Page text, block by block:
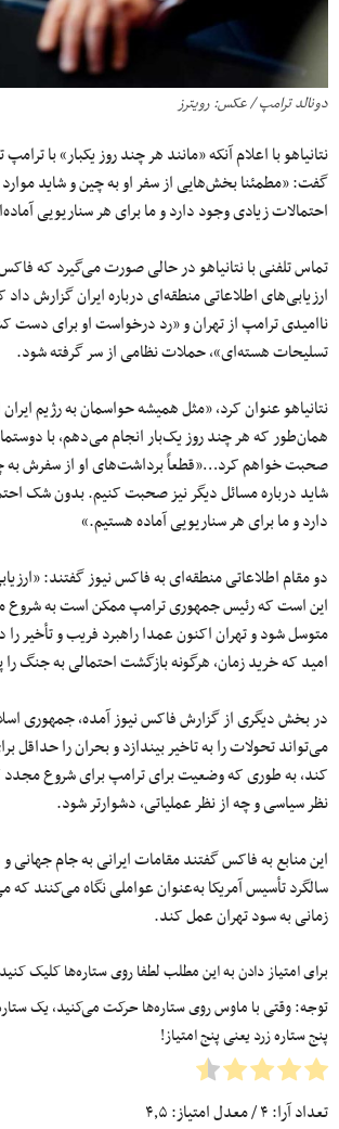
دونالد ترامپ / عکس: رویترز
نتانیاهو با اعلام آنکه «مانند هر چند روز یکبار» با
گفت: «مطمئنا بخش‌هایی از سفر او به چین و شاید
احتمالات زیادی وجود دارد و ما برای هر سناریویی
تماس تلفنی با نتانیاهو در حالی صورت می‌گیرد که فاکس
ارزیابی‌های اطلاعاتی منطقه‌ای درباره ایران گزارش
ناامیدی ترامپ از تهران و «رد درخواست او برای دست
تسلیحات هسته‌ای»، حملات نظامی از سر گرفته شود.
نتانیاهو عنوان کرد، «مثل همیشه حواسمان به رژیم
همان‌طور که هر چند روز یک‌بار انجام می‌دهم، با
صحبت خواهم کرد…«قطعاً برداشت‌های او از سفرش به
شاید درباره مسائل دیگر نیز صحبت کنیم. بدون شک
دارد و ما برای هر سناریویی آماده هستیم.»
دو مقام اطلاعاتی منطقه‌ای به فاکس نیوز گفتند:
این است که رئیس جمهوری ترامپ ممکن است به شروع
متوسل شود و تهران اکنون عمدا راهبرد فریب و تأخیر را
امید که خرید زمان، هرگونه بازگشت احتمالی به جنگ
در بخش دیگری از گزارش فاکس نیوز آمده، جمهوری
می‌تواند تحولات را به تاخیر بیندازد و بحران را حداقل
کند، به طوری که وضعیت برای ترامپ برای شروع مجدد
نظر سیاسی و چه از نظر عملیاتی، دشوارتر شود.
این منابع به فاکس گفتند مقامات ایرانی به جام
سالگرد تأسیس آمریکا به‌عنوان عواملی نگاه می‌کنند
زمانی به سود تهران عمل کند.
برای امتیاز دادن به این مطلب لطفا روی ستاره‌ها کلیک
توجه: وقتی با ماوس روی ستاره‌ها حرکت می‌کنید، یک
پنج ستاره زرد یعنی پنج امتیاز!
تعداد آرا:۴/ معدل امتیاز:۴٫۵